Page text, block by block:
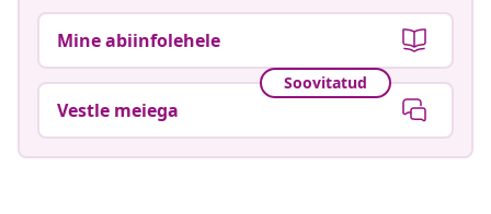
Mine abiinfolehele
Soovitatud
Vestle meiega